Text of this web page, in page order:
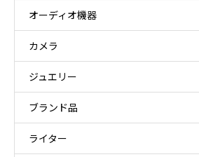
オーディオ機器
カメラ
ジュエリー
ブランド品
ライター